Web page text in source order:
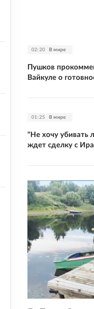
02:20 В мире
Пушков
Вайкуле о
01:25 В мире
"Не хочу убивать
ждет сделку с